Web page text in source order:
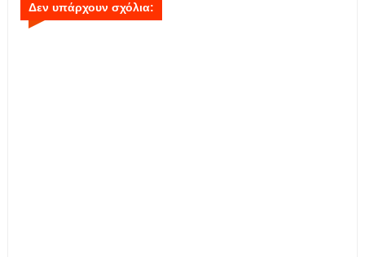
Δεν υπάρχουν σχόλια: